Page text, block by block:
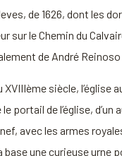
de 1626, dont les
sur le Chemin du
de André
XVIIIème siècle, l’église
portail de l’église,
avec les armes
base une curieuse urne